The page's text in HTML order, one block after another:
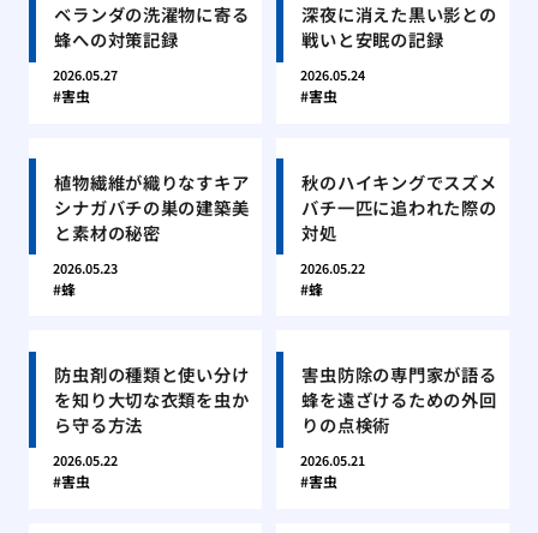
ベランダの洗濯物に寄る
蜂への対策記録
2026.05.27
害虫
深夜に消えた黒い影との
戦いと安眠の記録
2026.05.24
害虫
植物繊維が織りなすキア
シナガバチの巣の建築美
と素材の秘密
2026.05.23
蜂
秋のハイキングでスズメ
バチ一匹に追われた際の
対処
2026.05.22
蜂
防虫剤の種類と使い分け
を知り大切な衣類を虫か
ら守る方法
2026.05.22
害虫
害虫防除の専門家が語る
蜂を遠ざけるための外回
りの点検術
2026.05.21
害虫